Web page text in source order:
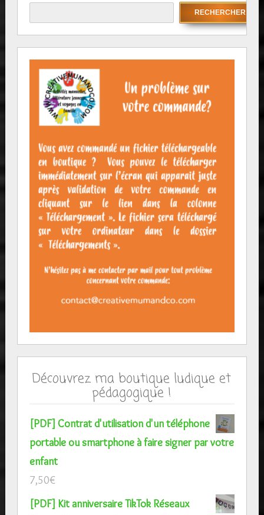
RECHERCHER
Découvrez ma boutique ludique et
pédagogique !
[PDF] Contrat d'utilisation d'un téléphone
portable ou smartphone à faire signer par votre
enfant
7,50€
[PDF] Kit anniversaire TikTok Réseaux